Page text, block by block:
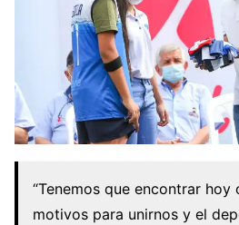
“Tenemos que encontrar hoy
motivos para unirnos y el